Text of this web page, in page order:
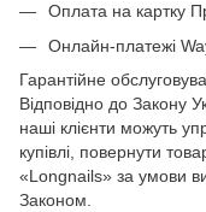
Оплата на картку
Онлайн-платежі
Гарантійне
Відповідно до Закону
наші клієнти можуть
купівлі, повернути
«Longnails» за умови
Законом.